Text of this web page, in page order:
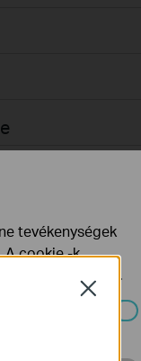
Close
tevékenységek
A cookie -k
talál.